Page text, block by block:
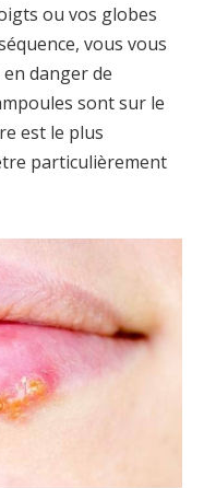
ou vos globes
vous vous
danger de
sont sur le
est le plus
particulièrement